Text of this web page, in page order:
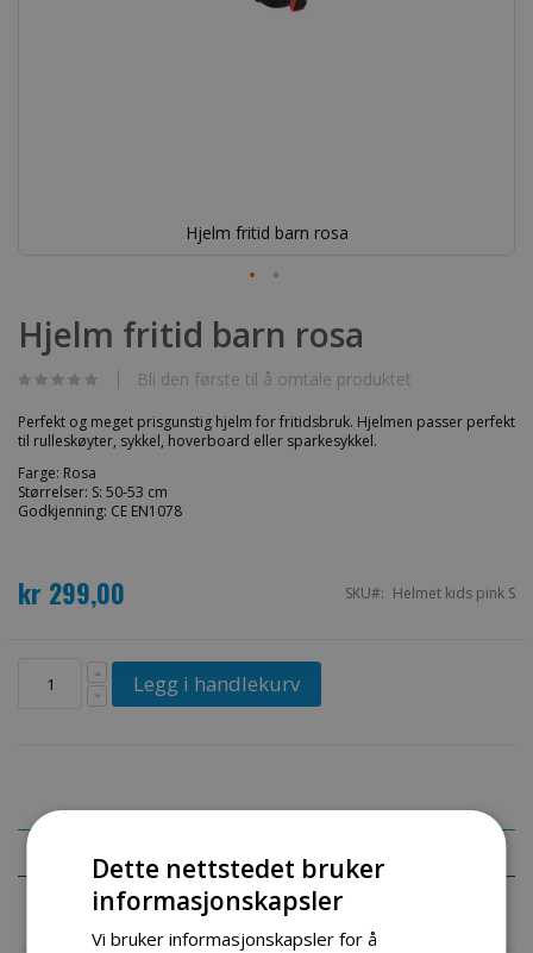
Hjelm fritid barn rosa
til
begynnelsen
bildegalleri
Hjelm fritid barn rosa
Bli den første til å omtale produktet
Perfekt og meget prisgunstig hjelm for fritidsbruk. Hjelmen passer perfekt
til rulleskøyter, sykkel, hoverboard eller sparkesykkel.
Farge: Rosa
Størrelser: S: 50-53 cm
Godkjenning: CE EN1078
kr 299,00 SKU Helmet kids pink S
Legg i handlekurv
Mer informasjon
Helmet kids pink S
Dette nettstedet bruker
informasjonskapsler
Vi bruker informasjonskapsler for å